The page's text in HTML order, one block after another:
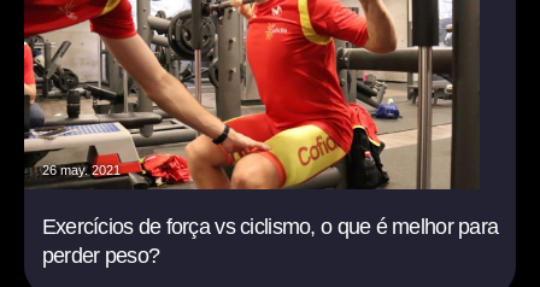
26 may. 2021
Exercícios de força vs ciclismo, o que é melhor para
perder peso?